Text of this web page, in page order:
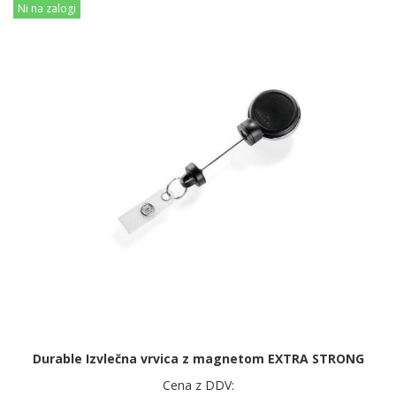
Ni na zalogi
Durable Izvlečna vrvica z magnetom EXTRA STRONG
Cena z DDV: